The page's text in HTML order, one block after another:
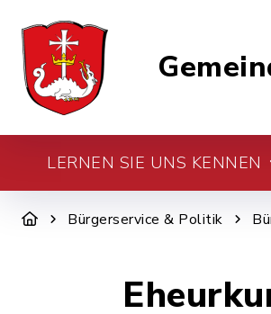
LERNEN SIE UNS KENNEN
Bürgerservice & Politik